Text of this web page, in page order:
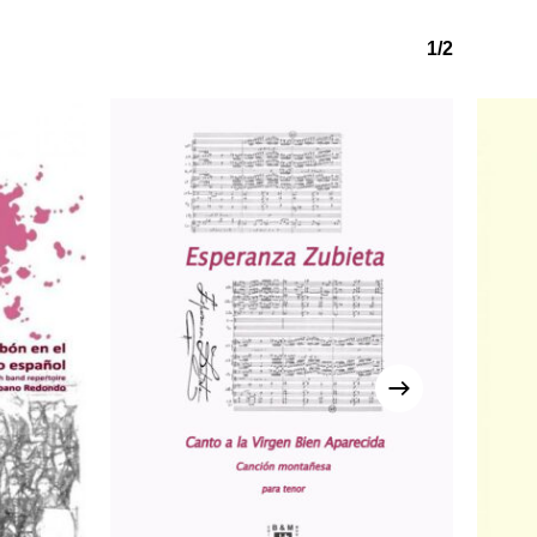
hi ha productes a la cistella.
Go to shop
1/2